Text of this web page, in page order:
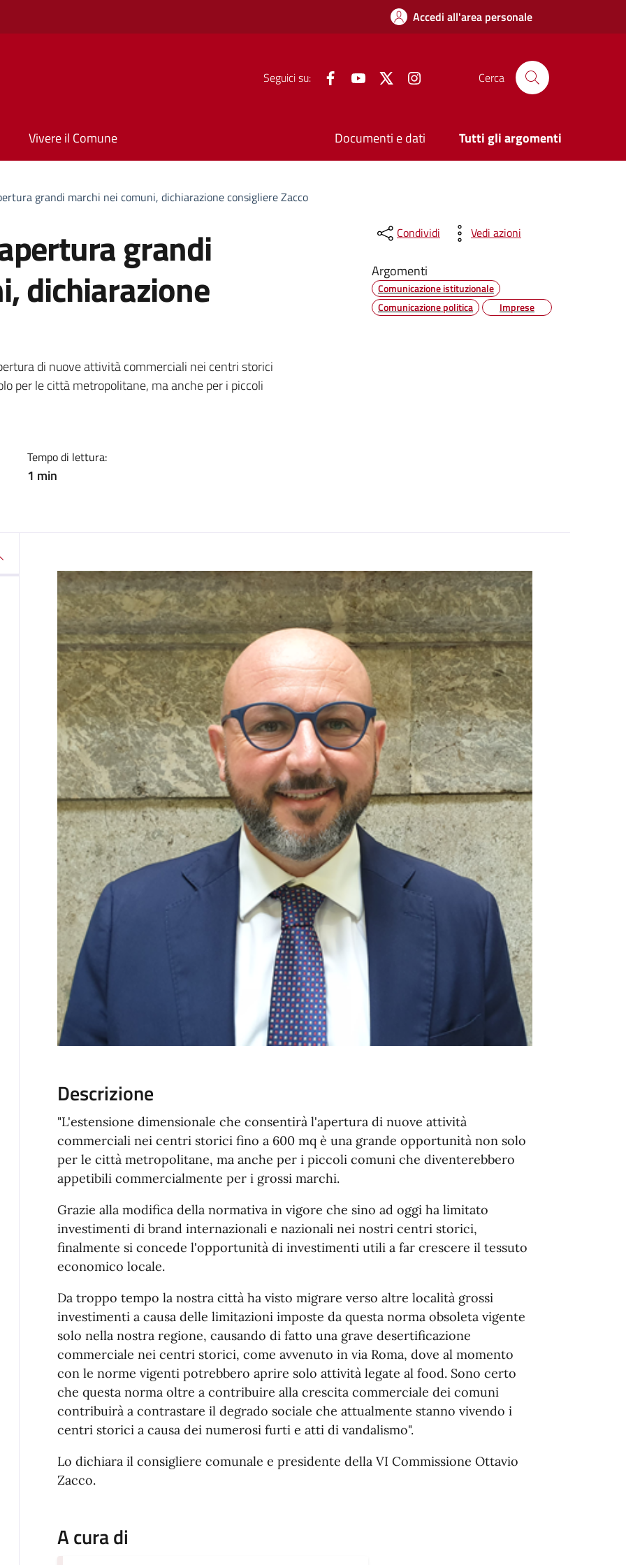
Accedi all'area personale
Seguici su: FacebookYouTube Twitter Cerca
Vivere il Comune Documenti e dati Tutti gli argomenti
grandi marchi nei comuni, dichiarazione consigliere Zacco
grandi
dichiarazione
di nuove attività commerciali nei centri storici
per le città metropolitane, ma anche per i piccoli
Tempo di lettura:
1 min
Condividi Vedi azioni
Argomenti
Comunicazione istituzionale
Comunicazione politica
Imprese
Descrizione
"L'estensione dimensionale che consentirà l'apertura di nuove attività
commerciali nei centri storici fino a 600 mq è una grande opportunità non solo
per le città metropolitane, ma anche per i piccoli comuni che diventerebbero
appetibili commercialmente per i grossi marchi.
Grazie alla modifica della normativa in vigore che sino ad oggi ha limitato
investimenti di brand internazionali e nazionali nei nostri centri storici,
finalmente si concede l'opportunità di investimenti utili a far crescere il tessuto
economico locale.
Da troppo tempo la nostra città ha visto migrare verso altre località grossi
investimenti a causa delle limitazioni imposte da questa norma obsoleta vigente
solo nella nostra regione, causando di fatto una grave desertificazione
commerciale nei centri storici, come avvenuto in via Roma, dove al momento
con le norme vigenti potrebbero aprire solo attività legate al food. Sono certo
che questa norma oltre a contribuire alla crescita commerciale dei comuni
contribuirà a contrastare il degrado sociale che attualmente stanno vivendo i
centri storici a causa dei numerosi furti e atti di vandalismo".
Lo dichiara il consigliere comunale e presidente della VI Commissione Ottavio
Zacco.
A cura di